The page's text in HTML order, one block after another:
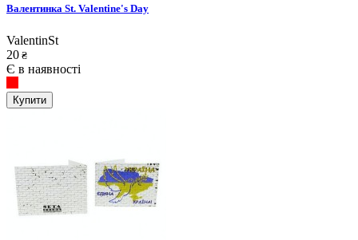
Валентинка St. Valentine's Day
ValentinSt
20 ₴
Є в наявності
Купити